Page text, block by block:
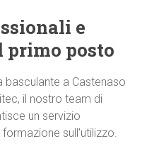
e
primo posto
basculante a Castenaso
il nostro team di
un servizio
sull’utilizzo.